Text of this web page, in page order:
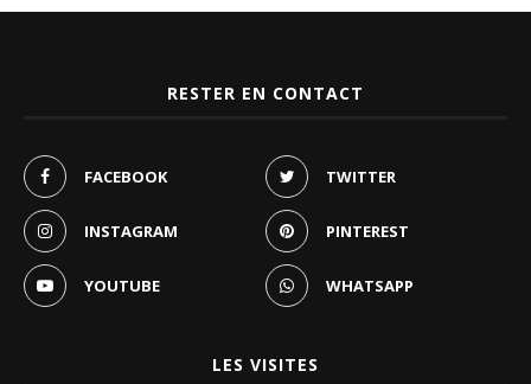
RESTER EN CONTACT
FACEBOOK TWITTER
INSTAGRAM PINTEREST
YOUTUBE WHATSAPP
LES VISITES